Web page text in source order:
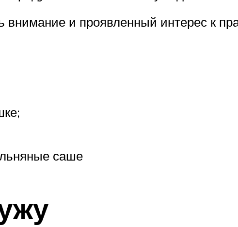
внимание и проявленный интерес к
саше